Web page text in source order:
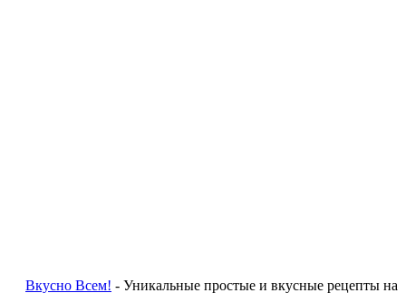
Вкусно Всем! - Уникальные простые и вкусные рецепты на